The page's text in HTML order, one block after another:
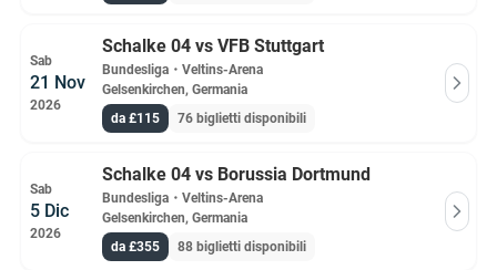
Sab
21 Nov
2026
Schalke 04 vs VFB Stuttgart
Bundesliga ・ Veltins-Arena
Gelsenkirchen, Germania
da £115
76 biglietti disponibili
Sab
5 Dic
2026
Schalke 04 vs Borussia Dortmund
Bundesliga ・ Veltins-Arena
Gelsenkirchen, Germania
da £355
88 biglietti disponibili